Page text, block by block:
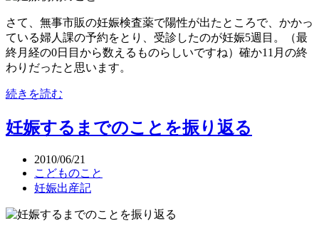
さて、無事市販の妊娠検査薬で陽性が出たところで、かかっ
ている婦人課の予約をとり、受診したのが妊娠5週目。（最
終月経の0日目から数えるものらしいですね）確か11月の終
わりだったと思います。
続きを読む
妊娠するまでのことを振り返る
2010/06/21
こどものこと
妊娠出産記